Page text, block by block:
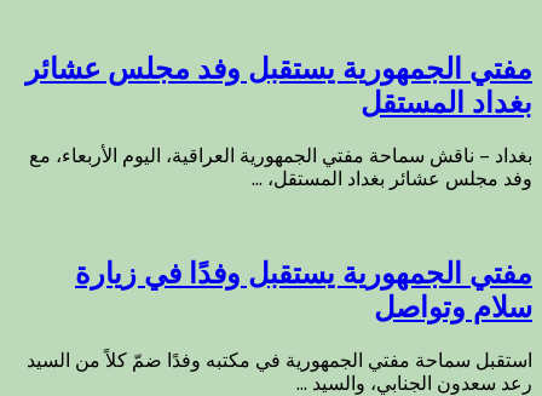
مفتي الجمهورية يستقبل وفد مجلس عشائر
بغداد المستقل
بغداد – ناقش سماحة مفتي الجمهورية العراقية، اليوم الأربعاء، مع
وفد مجلس عشائر بغداد المستقل، ...
مفتي الجمهورية يستقبل وفدًا في زيارة
سلام وتواصل
استقبل سماحة مفتي الجمهورية في مكتبه وفدًا ضمّ كلاً من السيد
رعد سعدون الجنابي، والسيد ...